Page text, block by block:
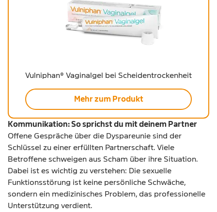
Vulniphan® Vaginalgel bei Scheidentrockenheit
Mehr zum Produkt
Kommunikation: So sprichst du mit deinem Partner
Offene Gespräche über die Dyspareunie sind der
Schlüssel zu einer erfüllten Partnerschaft. Viele
Betroffene schweigen aus Scham über ihre Situation.
Dabei ist es wichtig zu verstehen: Die sexuelle
Funktionsstörung ist keine persönliche Schwäche,
sondern ein medizinisches Problem, das professionelle
Unterstützung verdient.